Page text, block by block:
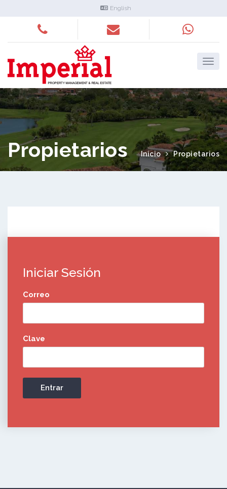
English
Propietarios Inicio Propietarios
Iniciar Sesión
Correo
Clave